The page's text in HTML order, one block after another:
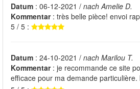
Datum : 06-12-2021 / nach Amelie D.
Kommentar: très belle pièce! envoi
5 / 5 :
Datum : 24-10-2021 / nach Marilou T.
Kommentar: je recommande ce site
efficace pour ma demande particulière.